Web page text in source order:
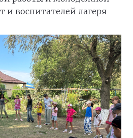
и воспитателей лагеря